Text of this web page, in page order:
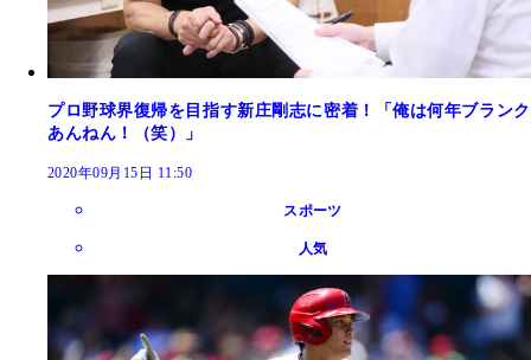
プロ野球界復帰を目指す新庄剛志に密着！「俺は何年ブランク
あんねん！（笑）」
2020年09月15日 11:50
スポーツ
人気